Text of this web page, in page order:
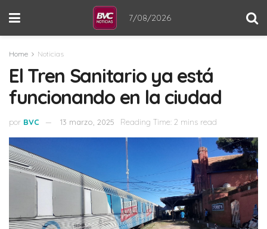
7/08/2026
Home Noticias
El Tren Sanitario ya está
funcionando en la ciudad
por BVC 13 marzo, 2025 Reading Time: 2 mins read